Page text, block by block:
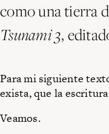
como una tierra
Tsunami 3,
Para mi siguiente
exista, que la
Veamos.